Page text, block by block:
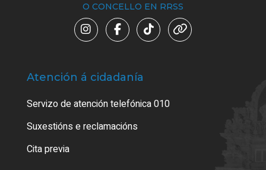
O CONCELLO EN RRSS
Atención á cidadanía
Servizo de atención telefónica 010
Suxestións e reclamacións
Cita previa